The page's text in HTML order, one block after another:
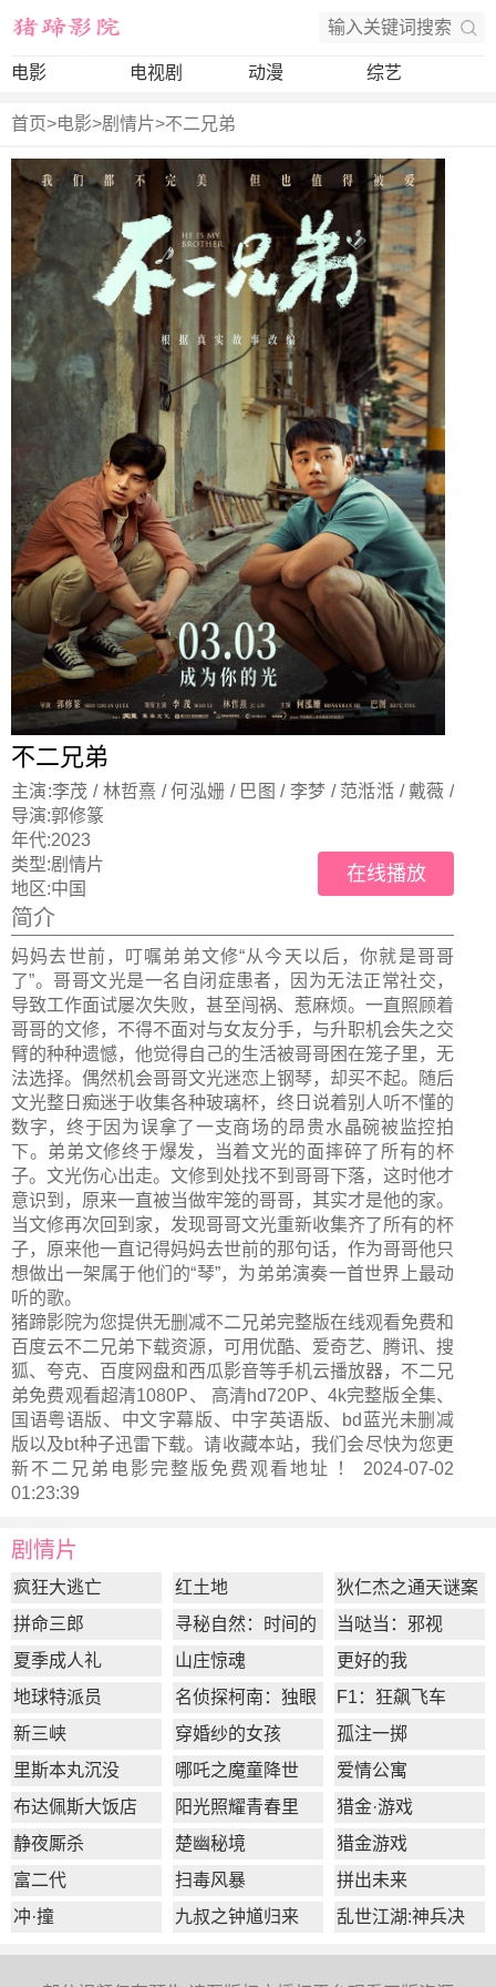
电影 电视剧 动漫 综艺
首页>电影>剧情片>不二兄弟
不二兄弟
主演:李茂 / 林哲熹 / 何泓姗 / 巴图 / 李梦 / 范湉湉 / 戴薇 /
李小萌 / 韩乔生 / 江奇霖 / 陈渭中 / 王小骞 / 张德锋 / 熊奥
博
导演:郭修篆
年代:2023
类型:剧情片
地区:中国
在线播放
简介
妈妈去世前，叮嘱弟弟文修“从今天以后，你就是哥哥
了”。哥哥文光是一名自闭症患者，因为无法正常社交，
导致工作面试屡次失败，甚至闯祸、惹麻烦。一直照顾着
哥哥的文修，不得不面对与女友分手，与升职机会失之交
臂的种种遗憾，他觉得自己的生活被哥哥困在笼子里，无
法选择。偶然机会哥哥文光迷恋上钢琴，却买不起。随后
文光整日痴迷于收集各种玻璃杯，终日说着别人听不懂的
数字，终于因为误拿了一支商场的昂贵水晶碗被监控拍
下。弟弟文修终于爆发，当着文光的面摔碎了所有的杯
子。文光伤心出走。文修到处找不到哥哥下落，这时他才
意识到，原来一直被当做牢笼的哥哥，其实才是他的家。
当文修再次回到家，发现哥哥文光重新收集齐了所有的杯
子，原来他一直记得妈妈去世前的那句话，作为哥哥他只
想做出一架属于他们的“琴”，为弟弟演奏一首世界上最动
听的歌。
猪蹄影院为您提供无删减不二兄弟完整版在线观看免费和
百度云不二兄弟下载资源，可用优酷、爱奇艺、腾讯、搜
狐、夸克、百度网盘和西瓜影音等手机云播放器，不二兄
弟免费观看超清1080P、 高清hd720P、4k完整版全集、
国语粤语版、中文字幕版、中字英语版、bd蓝光未删减
版以及bt种子迅雷下载。请收藏本站，我们会尽快为您更
新不二兄弟电影完整版 免费观看地址 ！ 2024-07-02
01:23:39
剧情片
疯狂大逃亡 红土地
狄仁杰之通天谜案
拼命三郎
寻秘自然：时间的
形状
当哒当：邪视
夏季成人礼
山庄惊魂
更好的我
地球特派员
名侦探柯南：独眼
的残像
F1：狂飙飞车
新三峡
穿婚纱的女孩
孤注一掷
里斯本丸沉没
哪吒之魔童降世
爱情公寓
布达佩斯大饭店
阳光照耀青春里
猎金·游戏
静夜厮杀
楚幽秘境
猎金游戏
富二代
扫毒风暴
拼出未来
冲·撞
九叔之钟馗归来 乱世江湖:神兵决